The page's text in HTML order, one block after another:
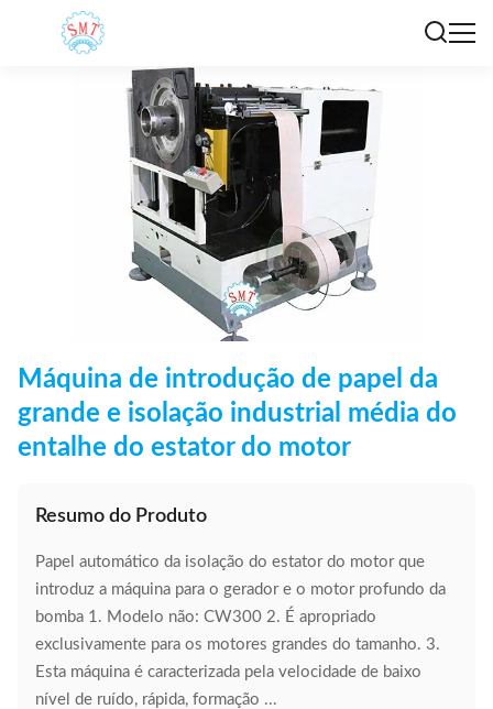
Máquina de introdução de papel da
grande e isolação industrial média do
entalhe do estator do motor
Resumo do Produto
Papel automático da isolação do estator do motor que
introduz a máquina para o gerador e o motor profundo da
bomba 1. Modelo não: CW300 2. É apropriado
exclusivamente para os motores grandes do tamanho. 3.
Esta máquina é caracterizada pela velocidade de baixo
nível de ruído, rápida, formação ...